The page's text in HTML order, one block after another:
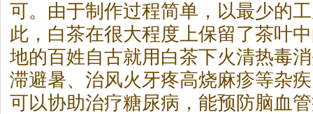
可。由于制作过程简单，以最少的
此， 白茶在很大程度上保留了茶叶
地的百姓自古就用 白茶下火清热毒
滞避暑、治风火牙疼高烧麻疹等杂
可以协助治疗糖尿病，能预防脑血